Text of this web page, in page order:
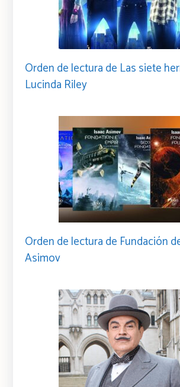
Orden de lectura de Las siete
Lucinda Riley
Orden de lectura de Fundación
Asimov